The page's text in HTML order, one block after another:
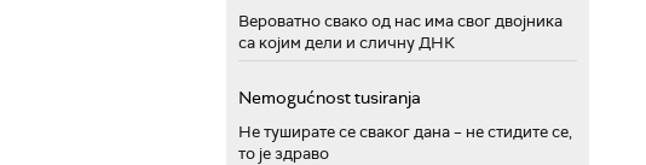
Вероватно свако од нас има свог двојника
са којим дели и сличну ДНК
Nemogućnost tusiranja
Не туширате се сваког дана – не стидите се,
то је здраво